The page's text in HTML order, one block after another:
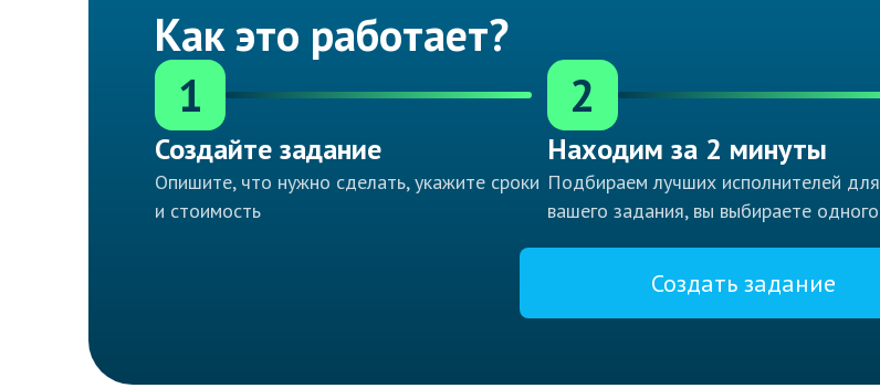
Как это работает?
1
Создайте задание
Опишите, что нужно сделать, укажите сроки
и стоимость
2
Находим за 2 минуты
Подбираем лучших исполнителей для
вашего задания, вы выбираете одного
Создать задание